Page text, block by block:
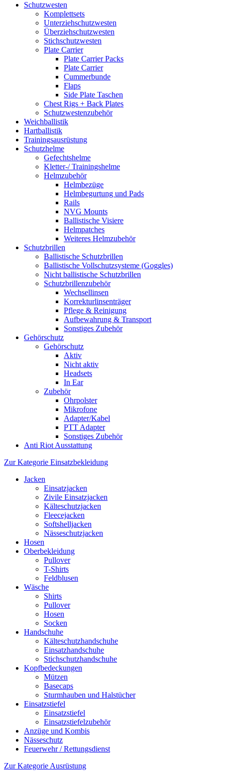
Schutzwesten
Komplettsets
Unterziehschutzwesten
Überziehschutzwesten
Stichschutzwesten
Plate Carrier
Plate Carrier Packs
Plate Carrier
Cummerbunde
Flaps
Side Plate Taschen
Chest Rigs + Back Plates
Schutzwestenzubehör
Weichballistik
Hartballistik
Trainingsausrüstung
Schutzhelme
Gefechtshelme
Kletter-/ Trainingshelme
Helmzubehör
Helmbezüge
Helmbegurtung und Pads
Rails
NVG Mounts
Ballistische Visiere
Helmpatches
Weiteres Helmzubehör
Schutzbrillen
Ballistische Schutzbrillen
Ballistische Vollschutzsysteme (Goggles)
Nicht ballistische Schutzbrillen
Schutzbrillenzubehör
Wechsellinsen
Korrekturlinsenträger
Pflege & Reinigung
Aufbewahrung & Transport
Sonstiges Zubehör
Gehörschutz
Gehörschutz
Aktiv
Nicht aktiv
Headsets
In Ear
Zubehör
Ohrpolster
Mikrofone
Adapter/Kabel
PTT Adapter
Sonstiges Zubehör
Anti Riot Ausstattung
Zur Kategorie Einsatzbekleidung
Jacken
Einsatzjacken
Zivile Einsatzjacken
Kälteschutzjacken
Fleecejacken
Softshelljacken
Nässeschutzjacken
Hosen
Oberbekleidung
Pullover
T-Shirts
Feldblusen
Wäsche
Shirts
Pullover
Hosen
Socken
Handschuhe
Kälteschutzhandschuhe
Einsatzhandschuhe
Stichschutzhandschuhe
Kopfbedeckungen
Mützen
Basecaps
Sturmhauben und Halstücher
Einsatzstiefel
Einsatzstiefel
Einsatzstiefelzubehör
Anzüge und Kombis
Nässeschutz
Feuerwehr / Rettungsdienst
Zur Kategorie Ausrüstung